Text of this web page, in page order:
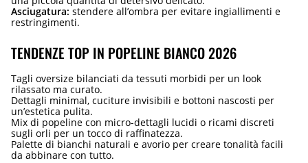
Asciugatura: stendere all’ombra per evitare ingiallimenti e
restringimenti.
TENDENZE TOP IN POPELINE BIANCO 2026
Tagli oversize bilanciati da tessuti morbidi per un look
rilassato ma curato.
Dettagli minimal, cuciture invisibili e bottoni nascosti per
un’estetica pulita.
Mix di popeline con micro-dettagli lucidi o ricami discreti
sugli orli per un tocco di raffinatezza.
Palette di bianchi naturali e avorio per creare tonalità facili
da abbinare con tutto.